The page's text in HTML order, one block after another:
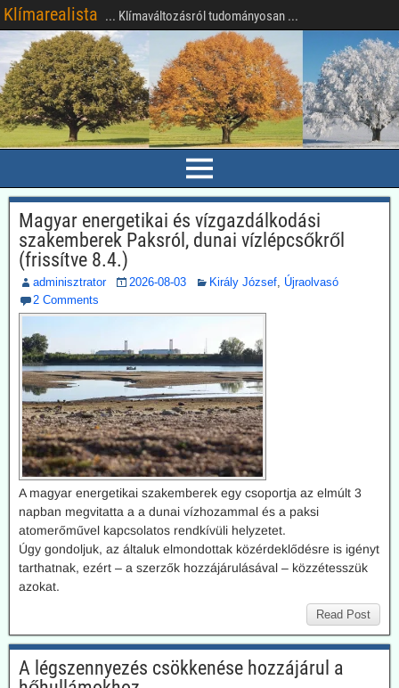
Klímarealista ... Klímaváltozásról tudományosan ...
Magyar energetikai és vízgazdálkodási
szakemberek Paksról, dunai vízlépcsőkről
(frissítve 8.4.)
adminisztrator 2026-08-03 Király József, Újraolvasó
2 Comments
A magyar energetikai szakemberek egy csoportja az elmúlt 3
napban megvitatta a a dunai vízhozammal és a paksi
atomerőművel kapcsolatos rendkívüli helyzetet.
Úgy gondoljuk, az általuk elmondottak közérdeklődésre is igényt
tarthatnak, ezért – a szerzők hozzájárulásával – közzétesszük
azokat.
Read Post
A légszennyezés csökkenése hozzájárul a